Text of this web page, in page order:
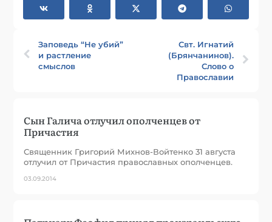
Заповедь “Не убий”
и растление
смыслов
Свт. Игнатий
(Брянчанинов).
Слово о
Православии
Сын Галича отлучил ополченцев от
Причастия
Священник Григорий Михнов-Войтенко 31 августа
отлучил от Причастия православных ополченцев.
03.09.2014